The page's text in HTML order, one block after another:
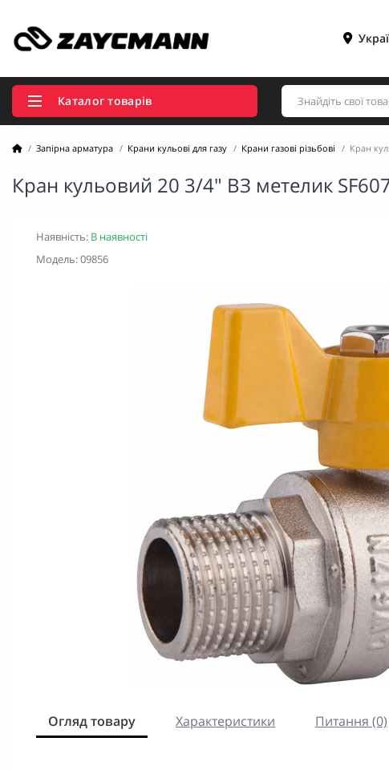
Каталог товарів
Запірна арматура Крани кульові для газу Крани газові різьбові Кран
Кран кульовий 20 3/4" ВЗ метелик
Наявність: В наявності
Модель: 09856
Огляд товару Характеристики Питання (0)